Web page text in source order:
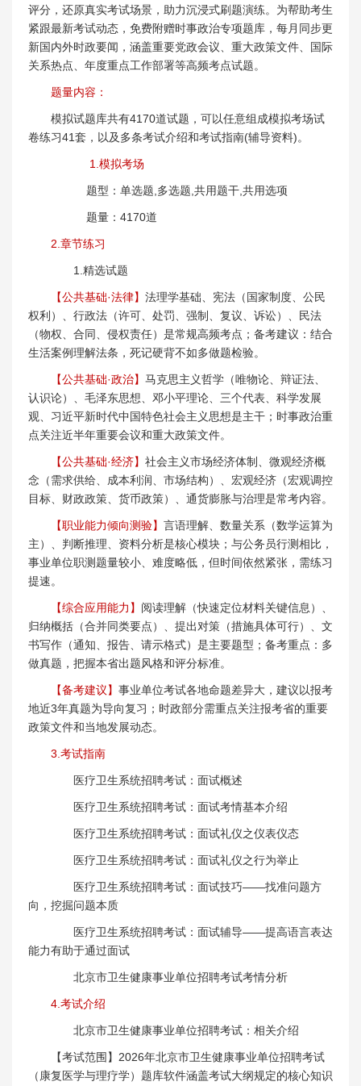
评分，还原真实考试场景，助力沉浸式刷题演练。为帮助考生
紧跟最新考试动态，免费附赠时事政治专项题库，每月同步更
新国内外时政要闻，涵盖重要党政会议、重大政策文件、国际
关系热点、年度重点工作部署等高频考点试题。
题量内容：
模拟试题库共有4170道试题，可以任意组成模拟考场试
卷练习41套，以及多条考试介绍和考试指南(辅导资料)。
1.模拟考场
题型：单选题,多选题,共用题干,共用选项
题量：4170道
2.章节练习
1.精选试题
【公共基础·法律】 法理学基础、宪法（国家制度、公民
权利）、行政法（许可、处罚、强制、复议、诉讼）、民法
（物权、合同、侵权责任）是常规高频考点；备考建议：结合
生活案例理解法条，死记硬背不如多做题检验。
【公共基础·政治】 马克思主义哲学（唯物论、辩证法、
认识论）、毛泽东思想、邓小平理论、三个代表、科学发展
观、习近平新时代中国特色社会主义思想是主干；时事政治重
点关注近半年重要会议和重大政策文件。
【公共基础·经济】 社会主义市场经济体制、微观经济概
念（需求供给、成本利润、市场结构）、宏观经济（宏观调控
目标、财政政策、货币政策）、通货膨胀与治理是常考内容。
【职业能力倾向测验】 言语理解、数量关系（数学运算为
主）、判断推理、资料分析是核心模块；与公务员行测相比，
事业单位职测题量较小、难度略低，但时间依然紧张，需练习
提速。
【综合应用能力】 阅读理解（快速定位材料关键信息）、
归纳概括（合并同类要点）、提出对策（措施具体可行）、文
书写作（通知、报告、请示格式）是主要题型；备考重点：多
做真题，把握本省出题风格和评分标准。
【备考建议】 事业单位考试各地命题差异大，建议以报考
地近3年真题为导向复习；时政部分需重点关注报考省的重要
政策文件和当地发展动态。
3.考试指南
医疗卫生系统招聘考试：面试概述
医疗卫生系统招聘考试：面试考情基本介绍
医疗卫生系统招聘考试：面试礼仪之仪表仪态
医疗卫生系统招聘考试：面试礼仪之行为举止
医疗卫生系统招聘考试：面试技巧——找准问题方
向，挖掘问题本质
医疗卫生系统招聘考试：面试辅导——提高语言表达
能力有助于通过面试
北京市卫生健康事业单位招聘考试考情分析
4.考试介绍
北京市卫生健康事业单位招聘考试：相关介绍
【考试范围】2026年北京市卫生健康事业单位招聘考试
（康复医学与理疗学）题库软件涵盖考试大纲规定的核心知识